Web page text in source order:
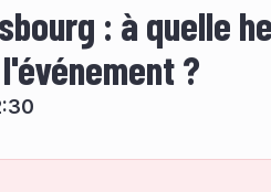
: à quelle
?